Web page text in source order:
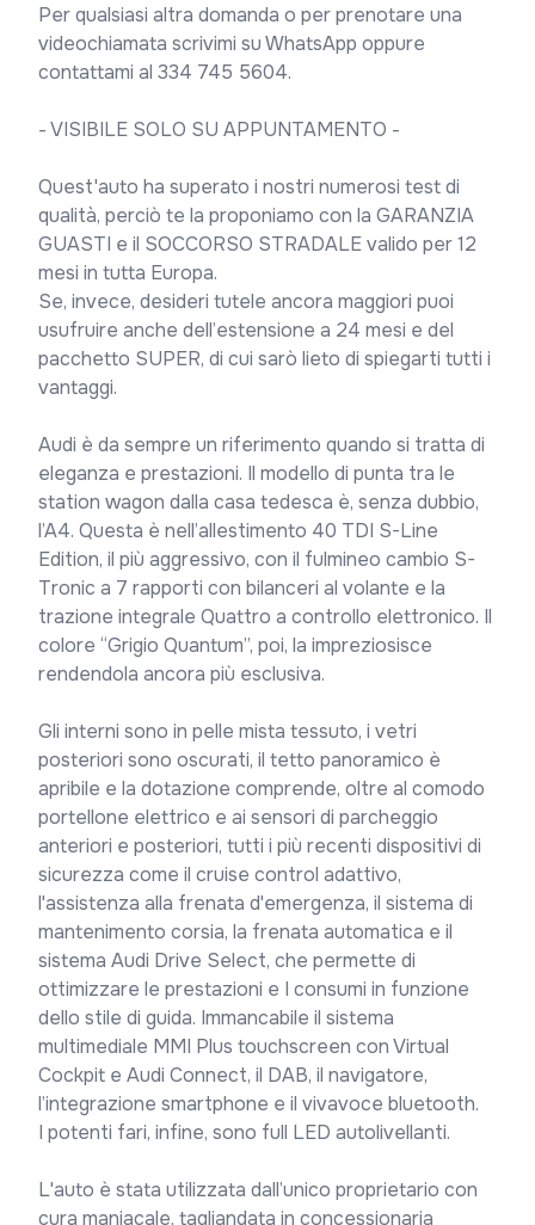
Per qualsiasi altra domanda o per prenotare una
videochiamata scrivimi su WhatsApp oppure
contattami al 334 745 5604.
- VISIBILE SOLO SU APPUNTAMENTO -
Quest'auto ha superato i nostri numerosi test di
qualità, perciò te la proponiamo con la GARANZIA
GUASTI e il SOCCORSO STRADALE valido per 12
mesi in tutta Europa.
Se, invece, desideri tutele ancora maggiori puoi
usufruire anche dell’estensione a 24 mesi e del
pacchetto SUPER, di cui sarò lieto di spiegarti tutti i
vantaggi.
Audi è da sempre un riferimento quando si tratta di
eleganza e prestazioni. Il modello di punta tra le
station wagon dalla casa tedesca è, senza dubbio,
l’A4. Questa è nell’allestimento 40 TDI S-Line
Edition, il più aggressivo, con il fulmineo cambio S-
Tronic a 7 rapporti con bilanceri al volante e la
trazione integrale Quattro a controllo elettronico. Il
colore “Grigio Quantum”, poi, la impreziosisce
rendendola ancora più esclusiva.
Gli interni sono in pelle mista tessuto, i vetri
posteriori sono oscurati, il tetto panoramico è
apribile e la dotazione comprende, oltre al comodo
portellone elettrico e ai sensori di parcheggio
anteriori e posteriori, tutti i più recenti dispositivi di
sicurezza come il cruise control adattivo,
l'assistenza alla frenata d'emergenza, il sistema di
mantenimento corsia, la frenata automatica e il
sistema Audi Drive Select, che permette di
ottimizzare le prestazioni e I consumi in funzione
dello stile di guida. Immancabile il sistema
multimediale MMI Plus touchscreen con Virtual
Cockpit e Audi Connect, il DAB, il navigatore,
l’integrazione smartphone e il vivavoce bluetooth.
I potenti fari, infine, sono full LED autolivellanti.
L'auto è stata utilizzata dall’unico proprietario con
cura maniacale, tagliandata in concessionaria